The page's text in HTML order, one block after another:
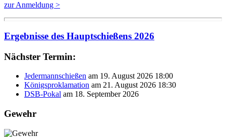
zur Anmeldung >
Ergebnisse des Hauptschießens 2026
Nächster Termin:
Jedermannschießen am 19. August 2026 18:00
Königsproklamation am 21. August 2026 18:30
DSB-Pokal am 18. September 2026
Gewehr